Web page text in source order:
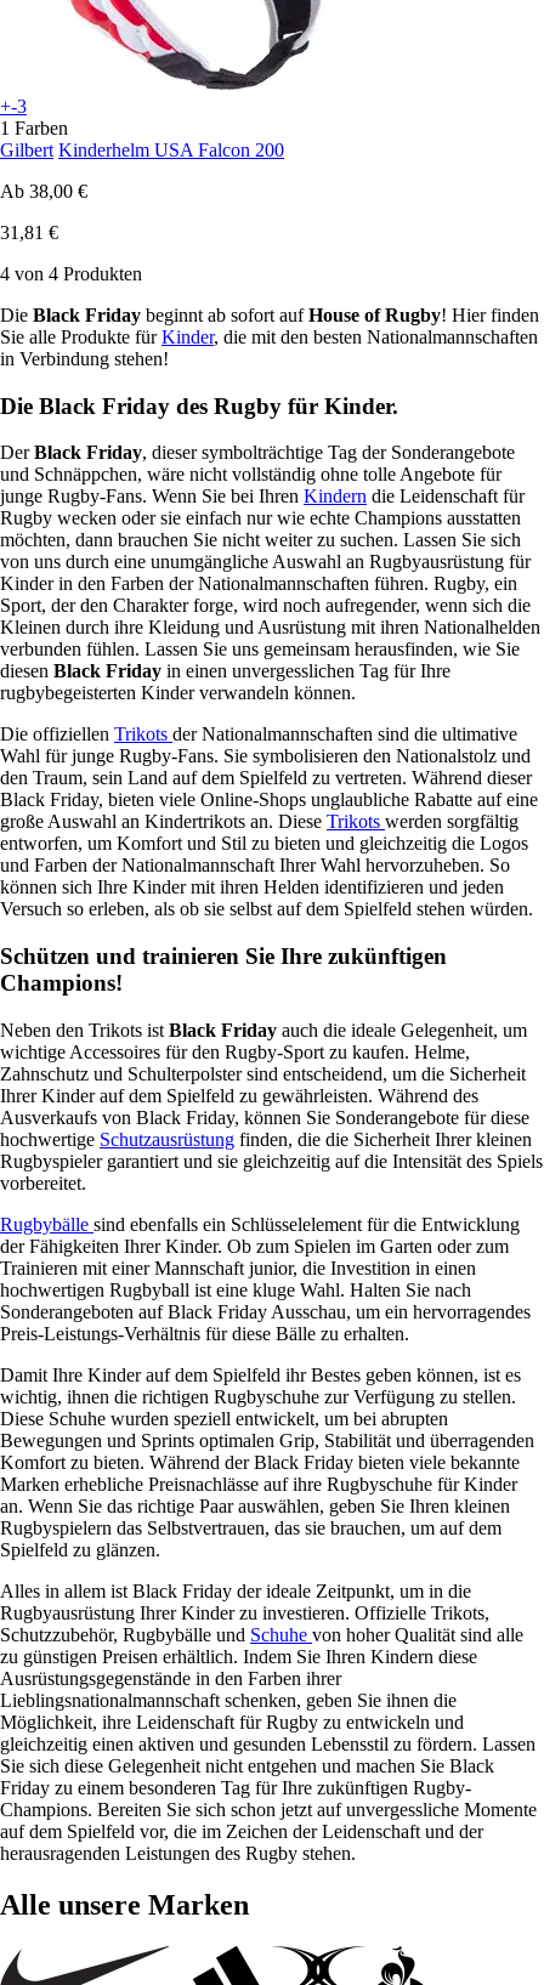
+-3
1 Farben
Gilbert Kinderhelm USA Falcon 200
Ab 38,00 €
31,81 €
4 von 4 Produkten
Die Black Friday beginnt ab sofort aufHouse of Rugby! Hier finden
Sie alle Produkte fürKinder, die mit den besten Nationalmannschaften
in Verbindung stehen!
Die Black Friday des Rugby für Kinder.
DerBlack Friday, dieser symbolträchtige Tag der Sonderangebote
und Schnäppchen, wäre nicht vollständig ohne tolle Angebote für
junge Rugby-Fans. Wenn Sie bei Ihren Kindern die Leidenschaft für
Rugby wecken oder sie einfach nur wie echte Champions ausstatten
möchten, dann brauchen Sie nicht weiter zu suchen. Lassen Sie sich
von uns durch eine unumgängliche Auswahl an Rugbyausrüstung für
Kinder in den Farben der Nationalmannschaften führen. Rugby, ein
Sport, der den Charakter forge, wird noch aufregender, wenn sich die
Kleinen durch ihre Kleidung und Ausrüstung mit ihren Nationalhelden
verbunden fühlen. Lassen Sie uns gemeinsam herausfinden, wie Sie
diesen Black Friday in einen unvergesslichen Tag für Ihre
rugbybegeisterten Kinder verwandeln können.
Die offiziellen Trikots der Nationalmannschaften sind die ultimative
Wahl für junge Rugby-Fans. Sie symbolisieren den Nationalstolz und
den Traum, sein Land auf dem Spielfeld zu vertreten. Während dieser
Black Friday, bieten viele Online-Shops unglaubliche Rabatte auf eine
große Auswahl an Kindertrikots an. Diese Trikots werden sorgfältig
entworfen, um Komfort und Stil zu bieten und gleichzeitig die Logos
und Farben der Nationalmannschaft Ihrer Wahl hervorzuheben. So
können sich Ihre Kinder mit ihren Helden identifizieren und jeden
Versuch so erleben, als ob sie selbst auf dem Spielfeld stehen würden.
Schützen und trainieren Sie Ihre zukünftigen
Champions!
Neben den Trikots ist Black Friday auch die ideale Gelegenheit, um
wichtige Accessoires für den Rugby-Sport zu kaufen. Helme,
Zahnschutz und Schulterpolster sind entscheidend, um die Sicherheit
Ihrer Kinder auf dem Spielfeld zu gewährleisten. Während des
Ausverkaufs von Black Friday, können Sie Sonderangebote für diese
hochwertige Schutzausrüstung finden, die die Sicherheit Ihrer kleinen
Rugbyspieler garantiert und sie gleichzeitig auf die Intensität des Spiels
vorbereitet.
Rugbybälle sind ebenfalls ein Schlüsselelement für die Entwicklung
der Fähigkeiten Ihrer Kinder. Ob zum Spielen im Garten oder zum
Trainieren mit einer Mannschaft junior, die Investition in einen
hochwertigen Rugbyball ist eine kluge Wahl. Halten Sie nach
Sonderangeboten auf Black Friday Ausschau, um ein hervorragendes
Preis-Leistungs-Verhältnis für diese Bälle zu erhalten.
Damit Ihre Kinder auf dem Spielfeld ihr Bestes geben können, ist es
wichtig, ihnen die richtigen Rugbyschuhe zur Verfügung zu stellen.
Diese Schuhe wurden speziell entwickelt, um bei abrupten
Bewegungen und Sprints optimalen Grip, Stabilität und überragenden
Komfort zu bieten. Während der Black Friday bieten viele bekannte
Marken erhebliche Preisnachlässe auf ihre Rugbyschuhe für Kinder
an. Wenn Sie das richtige Paar auswählen, geben Sie Ihren kleinen
Rugbyspielern das Selbstvertrauen, das sie brauchen, um auf dem
Spielfeld zu glänzen.
Alles in allem ist Black Friday der ideale Zeitpunkt, um in die
Rugbyausrüstung Ihrer Kinder zu investieren. Offizielle Trikots,
Schutzzubehör, Rugbybälle und Schuhe von hoher Qualität sind alle
zu günstigen Preisen erhältlich. Indem Sie Ihren Kindern diese
Ausrüstungsgegenstände in den Farben ihrer
Lieblingsnationalmannschaft schenken, geben Sie ihnen die
Möglichkeit, ihre Leidenschaft für Rugby zu entwickeln und
gleichzeitig einen aktiven und gesunden Lebensstil zu fördern. Lassen
Sie sich diese Gelegenheit nicht entgehen und machen Sie Black
Friday zu einem besonderen Tag für Ihre zukünftigen Rugby-
Champions. Bereiten Sie sich schon jetzt auf unvergessliche Momente
auf dem Spielfeld vor, die im Zeichen der Leidenschaft und der
herausragenden Leistungen des Rugby stehen.
Alle unsere Marken